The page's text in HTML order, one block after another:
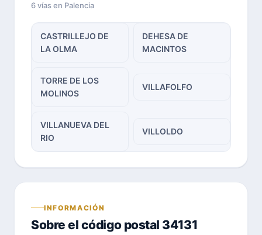
6 vías en Palencia
CASTRILLEJO DE
LA OLMA
DEHESA DE
MACINTOS
TORRE DE LOS
MOLINOS
VILLAFOLFO
VILLANUEVA DEL
RIO
VILLOLDO
INFORMACIÓN
Sobre el código postal 34131